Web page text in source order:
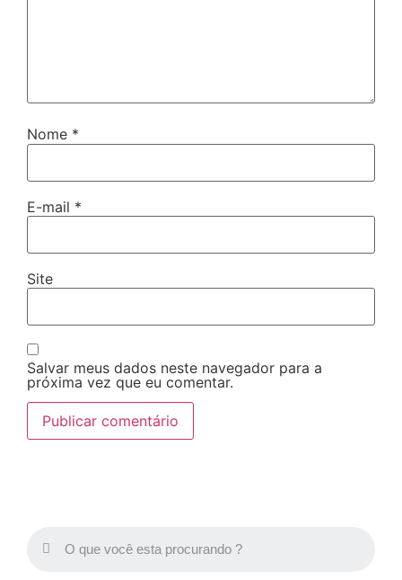
Nome *
E-mail *
Site
Salvar meus dados neste navegador para a
próxima vez que eu comentar.